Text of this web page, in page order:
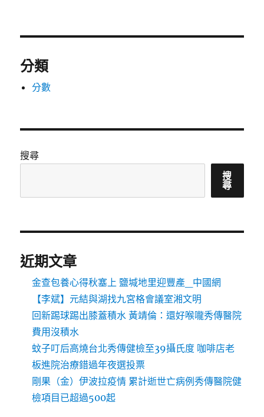
分類
分數
搜尋
搜
尋
近期文章
金查包養心得秋塞上 鹽堿地里迎豐產_中國網
【李斌】元結與湖找九宮格會議室湘文明
回新踢球踢出膝蓋積水 黃靖倫：還好喉嚨秀傳醫院
費用沒積水
蚊子叮后高燒台北秀傳健檢至39攝氏度 咖啡店老
板進院治療錯過年夜選投票
剛果（金）伊波拉疫情 累計逝世亡病例秀傳醫院健
檢項目已超過500起